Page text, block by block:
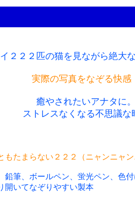
２２２匹の猫を見ながら絶大
実際の写真をなぞる快感
癒やされたいアナタに
ストレスなくなる不思議な
もたまらない２２２（ニャンニャ
鉛筆、ボールペン、蛍光ペン、色
開いてなぞりやすい製本